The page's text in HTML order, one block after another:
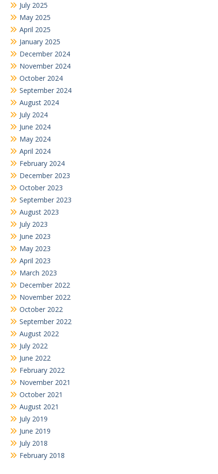
July 2025
May 2025
April 2025
January 2025
December 2024
November 2024
October 2024
September 2024
August 2024
July 2024
June 2024
May 2024
April 2024
February 2024
December 2023
October 2023
September 2023
August 2023
July 2023
June 2023
May 2023
April 2023
March 2023
December 2022
November 2022
October 2022
September 2022
August 2022
July 2022
June 2022
February 2022
November 2021
October 2021
August 2021
July 2019
June 2019
July 2018
February 2018